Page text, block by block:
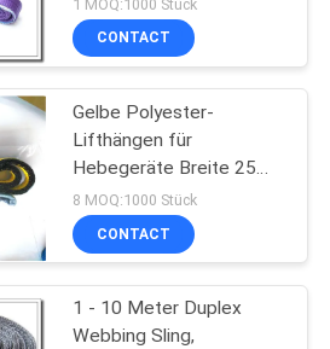
1 MOQ:1000 Stück
CONTACT
Gelbe Polyester-
Lifthängen für
Hebegeräte Breite 25
mm
8 MOQ:1000 Stück
CONTACT
1 - 10 Meter Duplex
Webbing Sling,